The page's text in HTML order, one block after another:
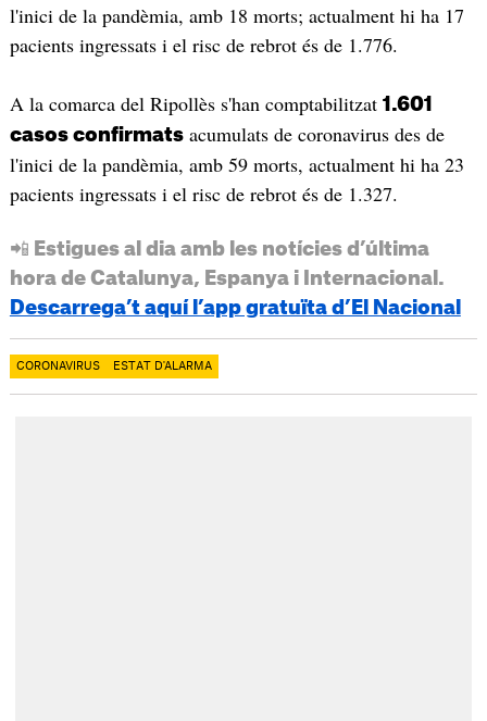
l'inici de la pandèmia, amb 18 morts; actualment hi ha 17
pacients ingressats i el risc de rebrot és de 1.776.
A la comarca del Ripollès s'han comptabilitzat 1.601
casos confirmatsacumulats de coronavirus des de
l'inici de la pandèmia, amb 59 morts, actualment hi ha 23
pacients ingressats i el risc de rebrot és de 1.327.
📲 Estigues al dia amb les notícies d’última
hora de Catalunya, Espanya i Internacional.
Descarrega’t aquí l’app gratuïta d’El Nacional
CORONAVIRUS ESTAT D'ALARMA